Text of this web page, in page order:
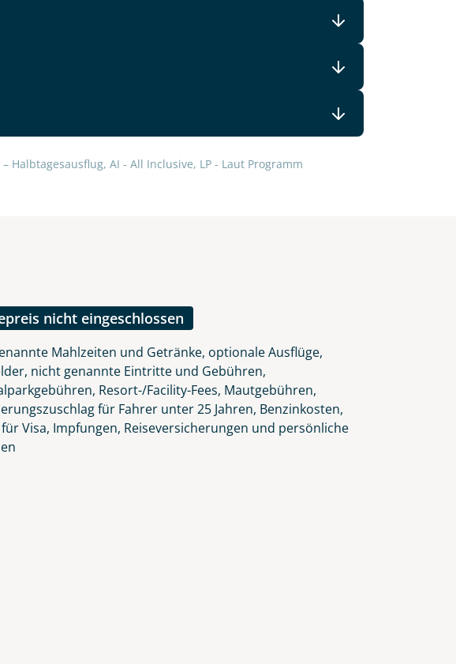
Halbtagesausflug, AI - All Inclusive, LP - Laut Programm
nicht eingeschlossen
Mahlzeiten und Getränke, optionale Ausflüge,
nicht genannte Eintritte und Gebühren,
Resort-/Facility-Fees, Mautgebühren,
für Fahrer unter 25 Jahren, Benzinkosten,
Visa, Impfungen, Reiseversicherungen und persönliche